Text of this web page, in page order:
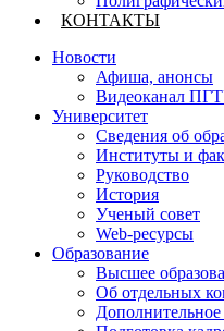
КОНТАКТЫ
Новости
Афиша, анонсы
Видеоканал
Университет
Сведения об
Институты и
Руководство
История
Ученый совет
Web-ресурсы
Образование
Высшее
Об отдельных
Дополнительное